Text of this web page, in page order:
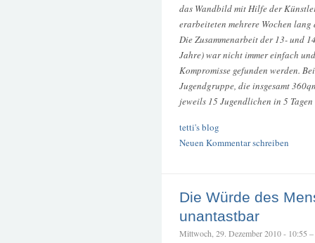
das Wandbild mit Hilfe der
erarbeiteten mehrere Wochen
Die Zusammenarbeit der 13- und
Jahre) war nicht immer einfach
Kompromisse gefunden werden.
Jugendgruppe, die insgesamt
jeweils 15 Jugendlichen in 5
tetti's blog
Neuen Kommentar schreiben
Die Würde des
unantastbar
Mittwoch, 29. Dezember 2010 - 10:55